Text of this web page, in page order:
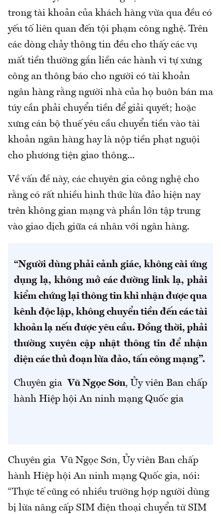
trong tài khoản của khách hàng vừa qua đều có
yếu tố liên quan đến tội phạm công nghệ. Trên
các dòng chảy thông tin đều cho thấy các vụ
mất tiền thường gắn liền các hành vi tự xưng
công an thông báo cho người có tài khoản
ngân hàng rằng người nhà của họ buôn bán ma
túy cần phải chuyển tiền để giải quyết; hoặc
xưng cán bộ thuế yêu cầu chuyển tiền vào tài
khoản ngân hàng hay là nộp tiền phạt nguội
cho phương tiện giao thông...
Về vấn đề này, các chuyên gia công nghệ cho
rằng có rất nhiều hình thức lừa đảo hiện nay
trên không gian mạng và phần lớn tập trung
vào giao dịch giữa cá nhân với ngân hàng.
“Người dùng phải cảnh giác, không cài ứng
dụng lạ, không mở các đường link lạ, phải
kiểm chứng lại thông tin khi nhận được qua
kênh độc lập, không chuyển tiền đến các tài
khoản lạ nếu được yêu cầu. Đồng thời, phải
thường xuyên cập nhật thông tin để nhận
diện các thủ đoạn lừa đảo, tấn công mạng”.
Chuyên gia Vũ Ngọc Sơn, Ủy viên Ban chấp
hành Hiệp hội An ninh mạng Quốc gia
Chuyên gia Vũ Ngọc Sơn, Ủy viên Ban chấp
hành Hiệp hội An ninh mạng Quốc gia, nói:
“Thực tế cũng có nhiều trường hợp người dùng
bị lừa nâng cấp SIM điện thoại chuyển từ SIM